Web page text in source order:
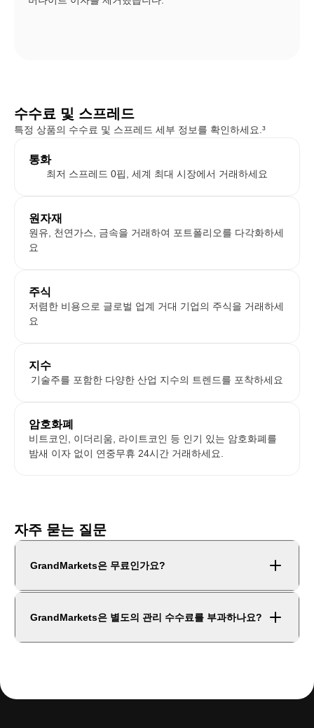
수수료 및 스프레드
특정 상품의 수수료 및 스프레드 세부 정보를 확인하세요.³
통화
최저 스프레드 0핍, 세계 최대 시장에서 거래하세요
원자재
원유, 천연가스, 금속을 거래하여 포트폴리오를 다각화하세
요
주식
저렴한 비용으로 글로벌 업계 거대 기업의 주식을 거래하세
요
지수
기술주를 포함한 다양한 산업 지수의 트렌드를 포착하세요
암호화폐
비트코인, 이더리움, 라이트코인 등 인기 있는 암호화폐를
밤새 이자 없이 연중무휴 24시간 거래하세요.
자주 묻는 질문
GrandMarkets은 무료인가요?
GrandMarkets은 별도의 관리 수수료를 부과하나요?